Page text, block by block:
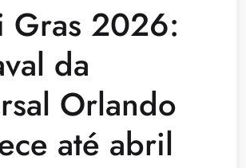
Gras 2026:
da
Orlando
até abril